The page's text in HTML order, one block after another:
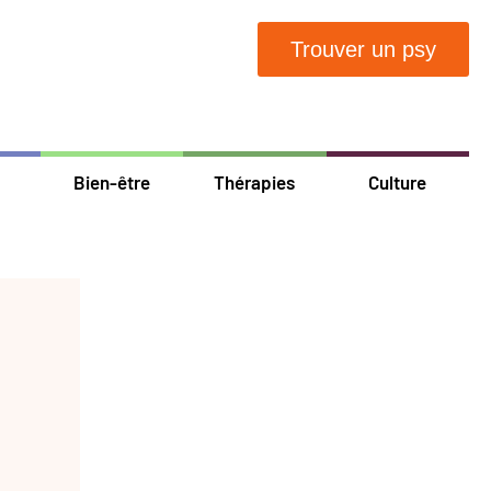
Trouver un psy
Bien-être Thérapies Culture